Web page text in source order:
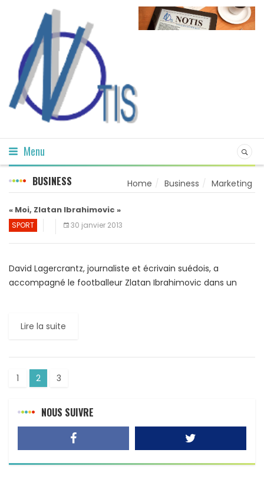
Menu
BUSINESS Home Business Marketing
« Moi, Zlatan Ibrahimovic »
SPORT 30 janvier 2013
David Lagercrantz, journaliste et écrivain suédois, a
accompagné le footballeur Zlatan Ibrahimovic dans un
Lire la suite
1 2 3
NOUS SUIVRE